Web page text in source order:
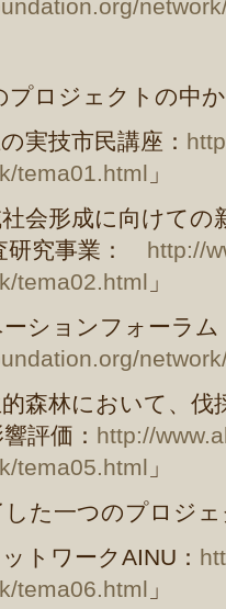
プロジェクトの中
実技市民講座：
tema01.html 」
会形成に向けての
究事業：
http://
tema02.html 」
ションフォーラム
森林において、伐
評価： http://
tema05.html 」
た一つのプロジ
トワークAINU：
tema06.html 」